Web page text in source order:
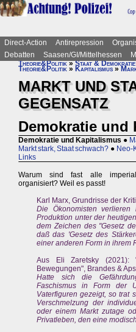
Direct-Action Antirepression
Debatten
Saasen/GI/Mittelhessen
Theorie&Politik»Staat & Demokratie
Theorie&Politik » Kapitalismus »
MARKT UND
GEGENSATZ
Demokratie und
Demokratie und Kapitalismus ●
Markt stark, Staat schwach? ● Neo-
Links
Warum sind fast alle
organisiert? Weil es passt!
Karl Marx, Grundrisse der
Die Ökonomisten
Produktion unter der
dem Zeichen des "Gesetz
daß das 'Gesetz des
einer anderen Form in ihrem
Aus Eli Zaretsky (2021):
Bewegungen", Brandes &
Hatte sich die
Faschismus in Form der
Vaterfiguren gezeigt, so trat
Verschmelzung der
oder einem Markt zutage
Privatleben, den eine